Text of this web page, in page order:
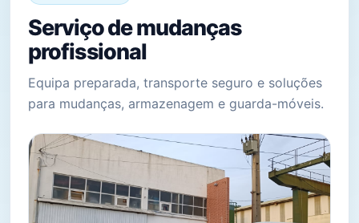
Serviço de mudanças
profissional
Equipa preparada, transporte seguro e soluções
para mudanças, armazenagem e guarda-móveis.